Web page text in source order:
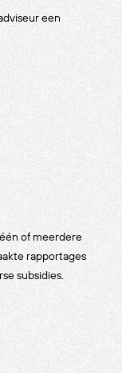
een
of meerdere
rapportages
subsidies.